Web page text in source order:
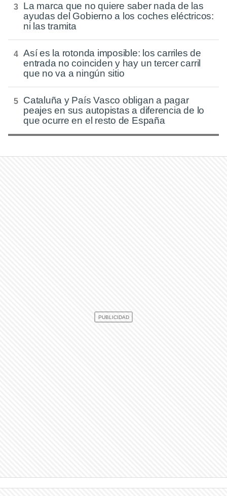
La marca que no quiere saber nada de las
ayudas del Gobierno a los coches eléctricos:
ni las tramita
Así es la rotonda imposible: los carriles de
entrada no coinciden y hay un tercer carril
que no va a ningún sitio
Cataluña y País Vasco obligan a pagar
peajes en sus autopistas a diferencia de lo
que ocurre en el resto de España